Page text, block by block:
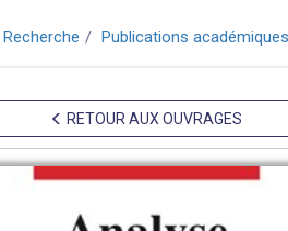
Recherche Publications académiques
RETOUR AUX OUVRAGES